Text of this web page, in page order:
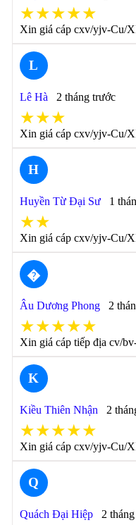
★★★★★
Xin giá cáp cxv/yjv-Cu/
L
Lê Hà 2 tháng trước
★★★
Xin giá cáp cxv/yjv-Cu/
H
Huyền Từ Đại Sư 1
★★
Xin giá cáp cxv/yjv-Cu/
�
Âu Dương Phong 2
★★★★★
Xin giá cáp tiếp địa cv/
K
Kiều Thiên Nhận 2
★★★★★
Xin giá cáp cxv/yjv-Cu/
Q
Quách Đại Hiệp 2